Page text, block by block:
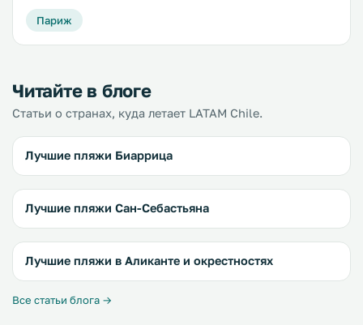
Париж
Читайте в блоге
Статьи о странах, куда летает LATAM Chile.
Лучшие пляжи Биаррица
Лучшие пляжи Сан-Себастьяна
Лучшие пляжи в Аликанте и окрестностях
Все статьи блога →